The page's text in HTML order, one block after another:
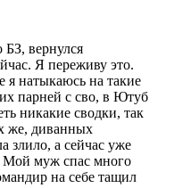
вернулся
Я переживу это.
я натыкаюсь на такие
парней с сво, в Ютуб
никакие сводки, так
же, диванных
злило, а сейчас уже
Мой муж спас много
на себе тащил